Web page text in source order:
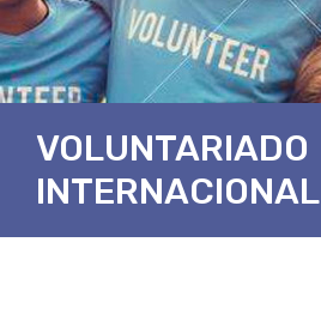
VOLUNTARIADO
INTERNACIONAL